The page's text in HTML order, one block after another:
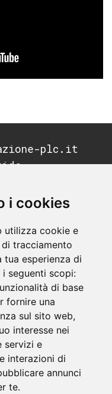
i cookies
utilizza cookie e
tracciamento
tua esperienza di
seguenti scopi:
di base
fornire una
sul sito web,
interesse nei
servizi e
interazioni di
annunci
te.
plc.it
e didattica
il
sistemi di
PLC.
e HMI.
hardware